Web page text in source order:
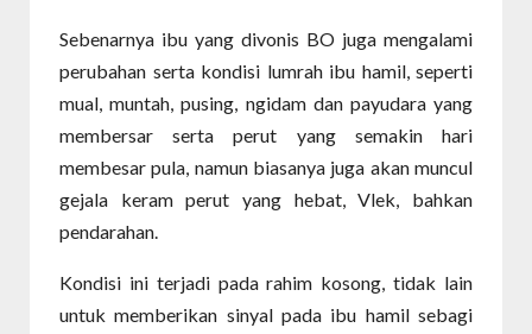
Sebenarnya ibu yang divonis BO juga mengalami
perubahan serta kondisi lumrah ibu hamil, seperti
mual, muntah, pusing, ngidam dan payudara yang
membersar serta perut yang semakin hari
membesar pula, namun biasanya juga akan muncul
gejala keram perut yang hebat, Vlek, bahkan
pendarahan.
Kondisi ini terjadi pada rahim kosong, tidak lain
untuk memberikan sinyal pada ibu hamil sebagi